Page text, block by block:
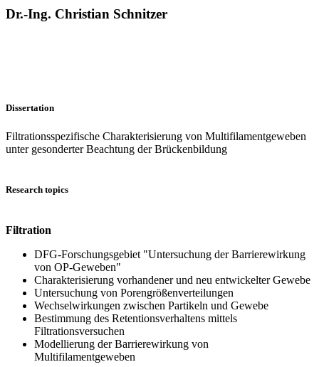
Dr.-Ing. Christian Schnitzer
Dissertation
Filtrationsspezifische Charakterisierung von Multifilamentgeweben
unter gesonderter Beachtung der Brückenbildung
Research topics
Filtration
DFG-Forschungsgebiet "Untersuchung der Barrierewirkung
von OP-Geweben"
Charakterisierung vorhandener und neu entwickelter Gewebe
Untersuchung von Porengrößenverteilungen
Wechselwirkungen zwischen Partikeln und Gewebe
Bestimmung des Retentionsverhaltens mittels
Filtrationsversuchen
Modellierung der Barrierewirkung von
Multifilamentgeweben